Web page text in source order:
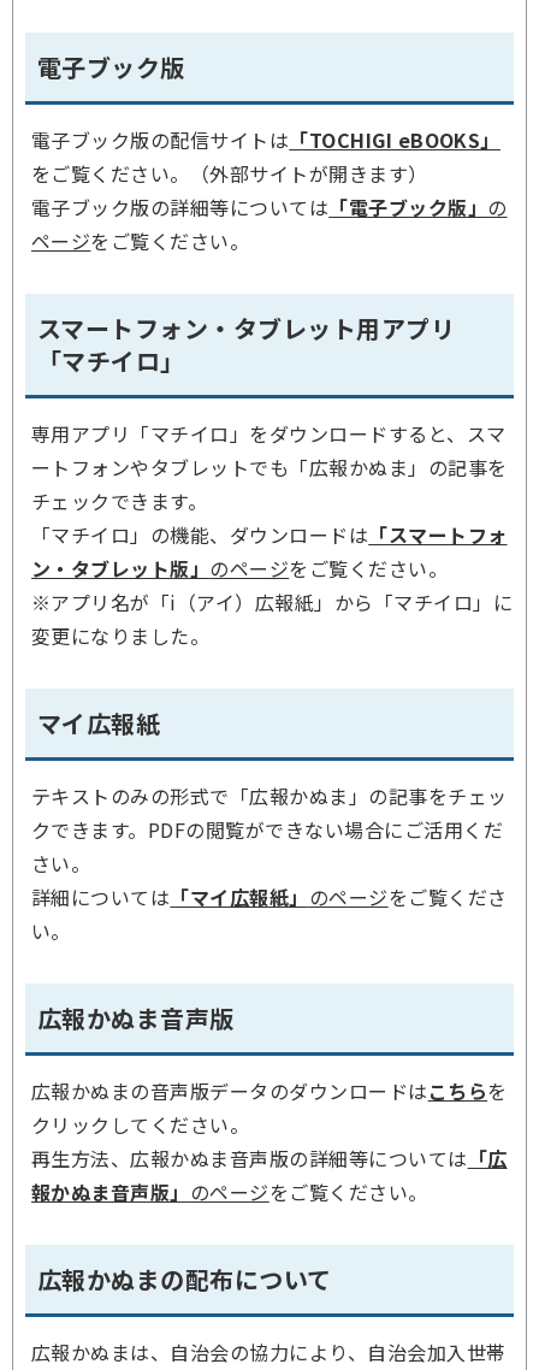
電子ブック版
電子ブック版の配信サイトは 「TOCHIGI eBOOKS」
をご覧ください。（外部サイトが開きます）
電子ブック版の詳細等については 「電子ブック版」 の
ページをご覧ください。
スマートフォン・タブレット用アプリ
「マチイロ」
専用アプリ「マチイロ」をダウンロードすると、スマ
ートフォンやタブレットでも「広報かぬま」の記事を
チェックできます。
「マチイロ」の機能、ダウンロードは 「スマートフォ
ン・タブレット版」 のページをご覧ください。
※アプリ名が「i（アイ）広報紙」から「マチイロ」に
変更になりました。
マイ広報紙
テキストのみの形式で「広報かぬま」の記事をチェッ
クできます。PDFの閲覧ができない場合にご活用くだ
さい。
詳細については 「マイ広報紙」 のページをご覧くださ
い。
広報かぬま音声版
広報かぬまの音声版データのダウンロードはこちらを
クリックしてください。
再生方法、広報かぬま音声版の詳細等については 「広
報かぬま音声版」 のページをご覧ください。
広報かぬまの配布について
広報かぬまは、自治会の協力により、自治会加入世帯